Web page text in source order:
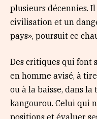
plusieurs décennies.
civilisation et un
pays», poursuit ce
Des critiques qui font
en homme avisé, à
ou à la baisse, dans
kangourou. Celui qui